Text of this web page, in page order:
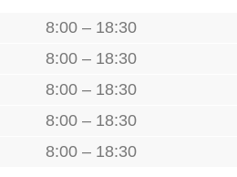
8:00 – 18:30
8:00 – 18:30
8:00 – 18:30
8:00 – 18:30
8:00 – 18:30